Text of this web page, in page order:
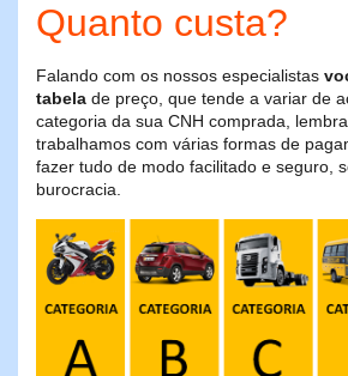
Quanto custa?
Falando com os nossos especialistas
tabela de preço, que tende a variar de
categoria da sua CNH comprada,
trabalhamos com várias formas de
fazer tudo de modo facilitado e seguro,
burocracia.